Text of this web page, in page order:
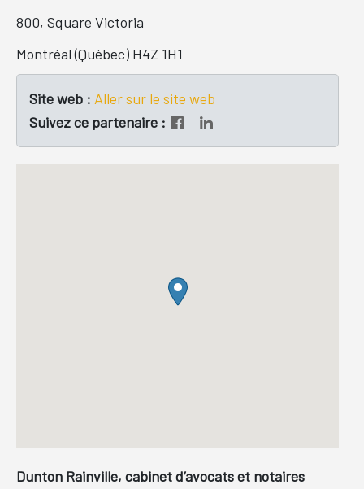
800, Square Victoria
Montréal (Québec) H4Z 1H1
Site web : Aller sur le site web
Suivez ce partenaire :
Dunton Rainville, cabinet d’avocats et notaires